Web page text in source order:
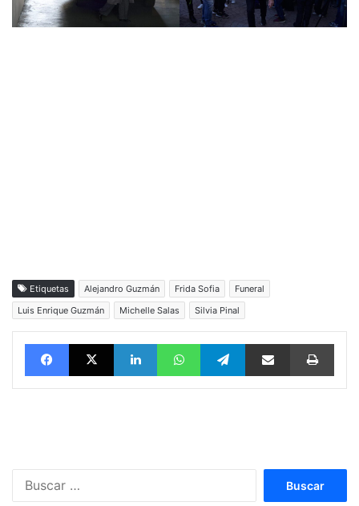
Etiquetas Alejandro Guzmán Frida Sofia
Funeral
Luis Enrique Guzmán
Michelle Salas Silvia Pinal
FacebookX LinkedInWhatsAppTelegramvía email